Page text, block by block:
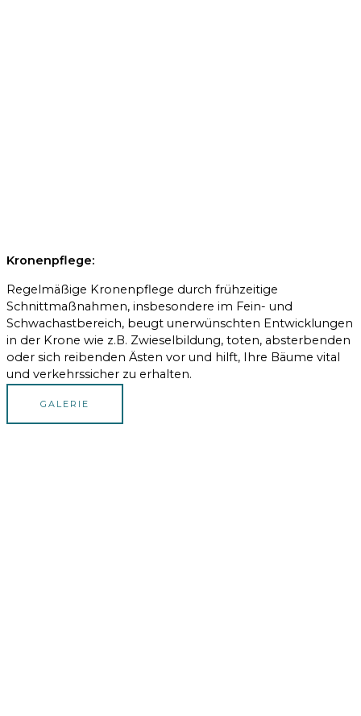
Kronenpflege:
Regelmäßige Kronenpflege durch frühzeitige
Schnittmaßnahmen, insbesondere im Fein- und
Schwachastbereich, beugt unerwünschten Entwicklungen
in der Krone wie z.B. Zwieselbildung, toten, absterbenden
oder sich reibenden Ästen vor und hilft, Ihre Bäume vital
und verkehrssicher zu erhalten.
GALERIE